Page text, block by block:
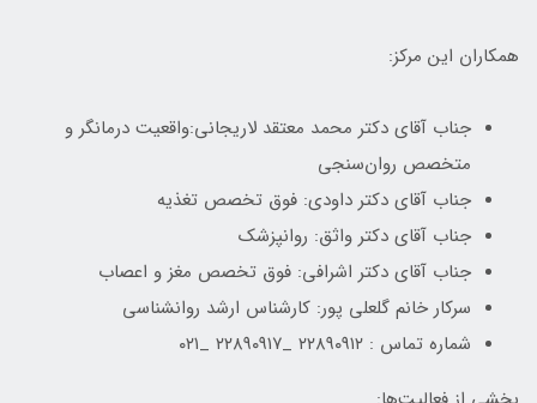
همکاران این مرکز:
جناب آقای دکتر محمد معتقد لاریجانی:واقعیت درمانگر و
متخصص روان‌­سنجی
جناب آقای دکتر داودی: فوق تخصص تغذیه
جناب آقای دکتر واثق: روان­پزشک
جناب آقای دکتر اشرافی: فوق تخصص مغز و اعصاب
سرکار خانم گلعلی پور: کارشناس ارشد روانشناسی
شماره تماس : ۲۲۸۹۰۹۱۲ _۲۲۸۹۰۹۱۷ _۰۲۱